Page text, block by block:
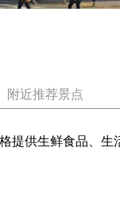
附近推荐景点
提供生鲜食品、